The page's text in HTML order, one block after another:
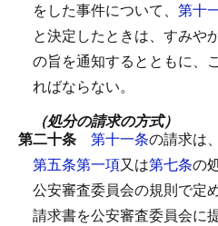
をした事件について、 第十
と決定したときは、すみや
の旨を通知するとともに、
ればならない。
（処分の請求の方式）
第二十条 第十一条の請求は
第五条第一項又は第七条の
公安審査委員会の規則で定
請求書を公安審査委員会に